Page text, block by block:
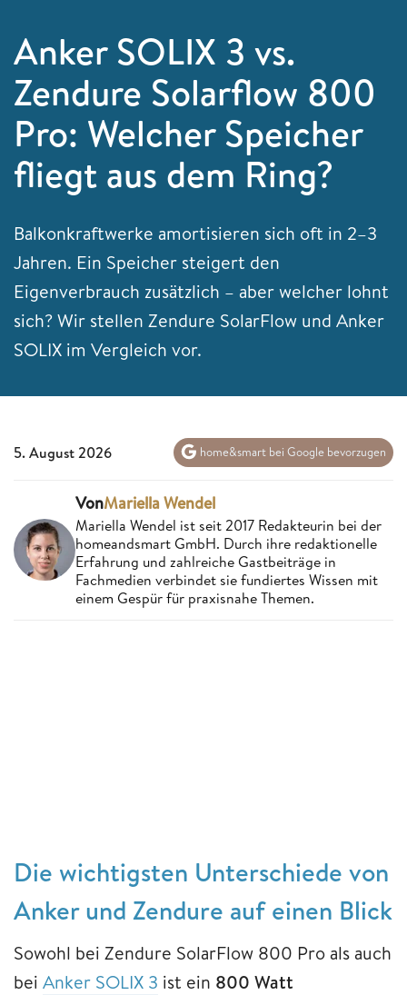
Anker SOLIX 3 vs.
Zendure Solarflow 800
Pro: Welcher Speicher
fliegt aus dem Ring?
Balkonkraftwerke amortisieren sich oft in 2–3
Jahren. Ein Speicher steigert den
Eigenverbrauch zusätzlich – aber welcher lohnt
sich? Wir stellen Zendure SolarFlow und Anker
SOLIX im Vergleich vor.
5. August 2026 home&smart bei Google bevorzugen
VonMariella Wendel
Mariella Wendel ist seit 2017 Redakteurin bei der
homeandsmart GmbH. Durch ihre redaktionelle
Erfahrung und zahlreiche Gastbeiträge in
Fachmedien verbindet sie fundiertes Wissen mit
einem Gespür für praxisnahe Themen.
Die wichtigsten Unterschiede von
Anker und Zendure auf einen Blick
Sowohl bei Zendure SolarFlow 800 Pro als auch
bei Anker SOLIX 3 ist ein 800 Watt